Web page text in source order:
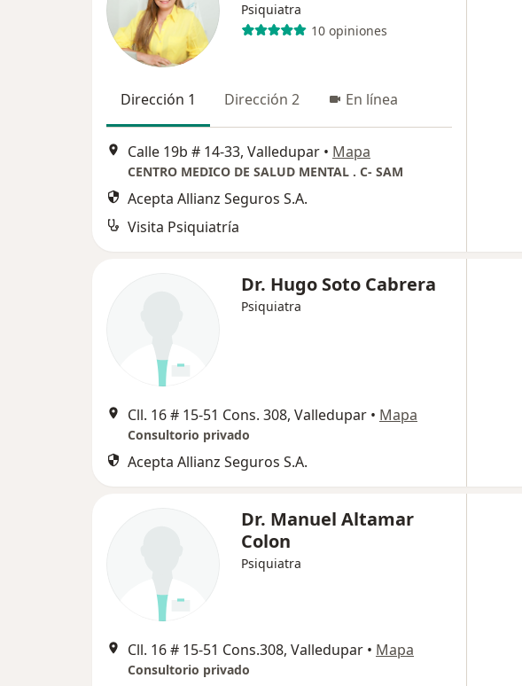
Psiquiatra
10 opiniones
Dirección 1 Dirección 2 En línea
Calle 19b # 14-33, Valledupar • Mapa
CENTRO MEDICO DE SALUD MENTAL . C- SAM
Acepta Allianz Seguros S.A.
Visita Psiquiatría
Dr. Hugo Soto Cabrera
Psiquiatra
Cll. 16 # 15-51 Cons. 308, Valledupar • Mapa
Consultorio privado
Acepta Allianz Seguros S.A.
Dr. Manuel Altamar
Colon
Psiquiatra
Cll. 16 # 15-51 Cons.308, Valledupar • Mapa
Consultorio privado